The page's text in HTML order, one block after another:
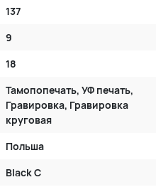
137
9
18
Тамопопечать, УФ печать,
Гравировка, Гравировка
круговая
Польша
Black C